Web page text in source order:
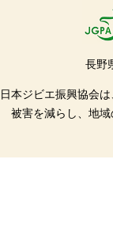
長野
日本ジビエ振興協会
被害を減らし、地域